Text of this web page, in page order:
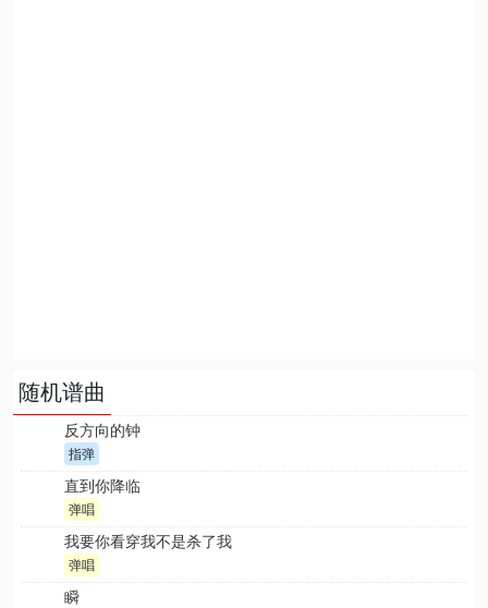
随机谱曲
反方向的钟
指弹
直到你降临
弹唱
我要你看穿我不是杀了我
弹唱
瞬